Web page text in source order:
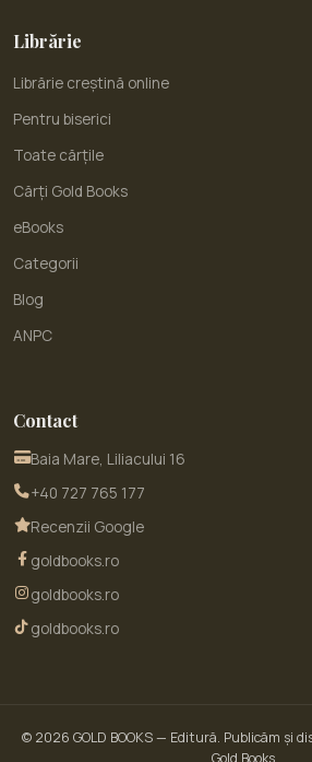
Librărie
Librărie creștină online
Pentru biserici
Toate cărțile
Cărți Gold Books
eBooks
Categorii
Blog
ANPC
Contact
Baia Mare, Liliacului 16
+40 727 765 177
Recenzii Google
goldbooks.ro
goldbooks.ro
goldbooks.ro
© 2026 GOLD BOOKS— Editură. Publicăm și
Gold Books.